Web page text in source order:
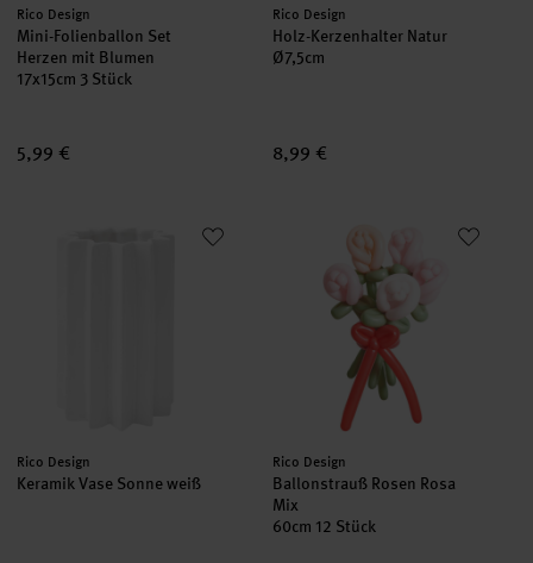
Hersteller:
Rico Design
Mini-Folienballon Set
Herzen mit Blumen
17x15cm 3 Stück
5,99 €
Hersteller:
Rico Design
Holz-Kerzenhalter Natur
Ø7,5cm
8,99 €
Keramik Vase Sonne weiß
Hersteller:
Rico Design
Keramik Vase Sonne weiß
Ballonstrauß Rosen Rosa Mix
Hersteller:
Rico Design
Ballonstrauß Rosen Rosa
Mix
60cm 12 Stück